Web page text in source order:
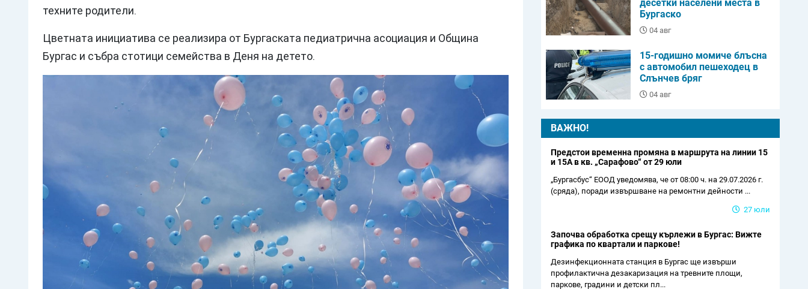
техните родители.
Цветната инициатива се реализира от Бургаската педиатрична асоциация и Община
Бургас и събра стотици семейства в Деня на детето.
десетки населени места в
Бургаско
04 авг
15-годишно момиче блъсна
с автомобил пешеходец в
Слънчев бряг
04 авг
ВАЖНО!
Предстои временна промяна в маршрута на линии 15
и 15А в кв. „Сарафово“ от 29 юли
„Бургасбус“ ЕООД уведомява, че от 08:00 ч. на 29.07.2026 г.
(сряда), поради извършване на ремонтни дейности ...
27 юли
Започва обработка срещу кърлежи в Бургас: Вижте
графика по квартали и паркове!
Дезинфекционната станция в Бургас ще извърши
профилактична дезакаризация на тревните площи,
паркове, градини и детски пл...